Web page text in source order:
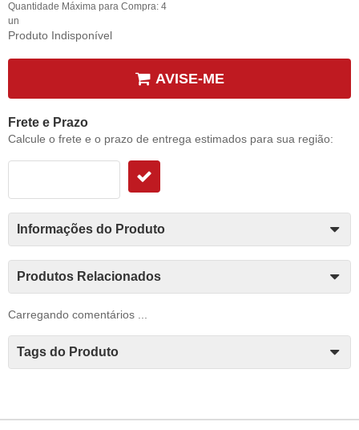
Quantidade Máxima para Compra: 4
un
Produto Indisponível
AVISE-ME
Frete e Prazo
Calcule o frete e o prazo de entrega estimados para sua região:
Informações do Produto
Produtos Relacionados
Carregando comentários ...
Tags do Produto